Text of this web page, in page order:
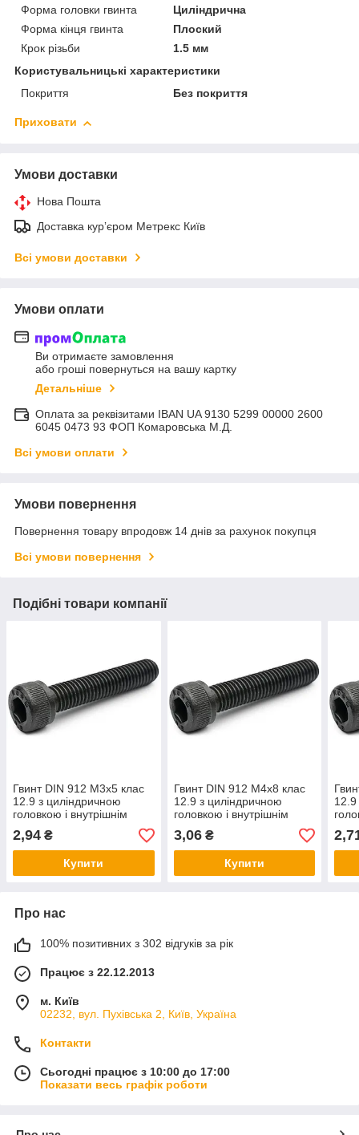
Форма головки гвинта
Циліндрична
Форма кінця гвинта
Плоский
Крок різьби
1.5 мм
Користувальницькі характеристики
Покриття
Без покриття
Приховати
Умови доставки
Нова Пошта
Доставка курʼєром Метрекс Київ
Всі умови доставки
Умови оплати
Ви отримаєте замовлення
або гроші повернуться на вашу картку
Детальніше
Оплата за реквізитами IBAN UA 9130 5299 00000 2600
6045 0473 93 ФОП Комаровська М.Д.
Всі умови оплати
Умови повернення
Повернення товару впродовж 14 днів за рахунок покупця
Всі умови повернення
Подібні товари компанії
Гвинт DIN 912 М3х5 клас
12.9 з циліндричною
головкою і внутрішнім
шестигранником без
покриття
2,94 ₴
Купити
Гвинт DIN 912 М4х8 клас
12.9 з циліндричною
головкою і внутрішнім
шестигранником без
покриття
3,06₴
Купити
12.9
Про нас
100% позитивних з 302 відгуків за рік
Працює з 22.12.2013
м. Київ
02232, вул. Пухівська 2, Київ, Україна
Контакти
Сьогодні працює з 10:00 до 17:00
Показати весь графік роботи